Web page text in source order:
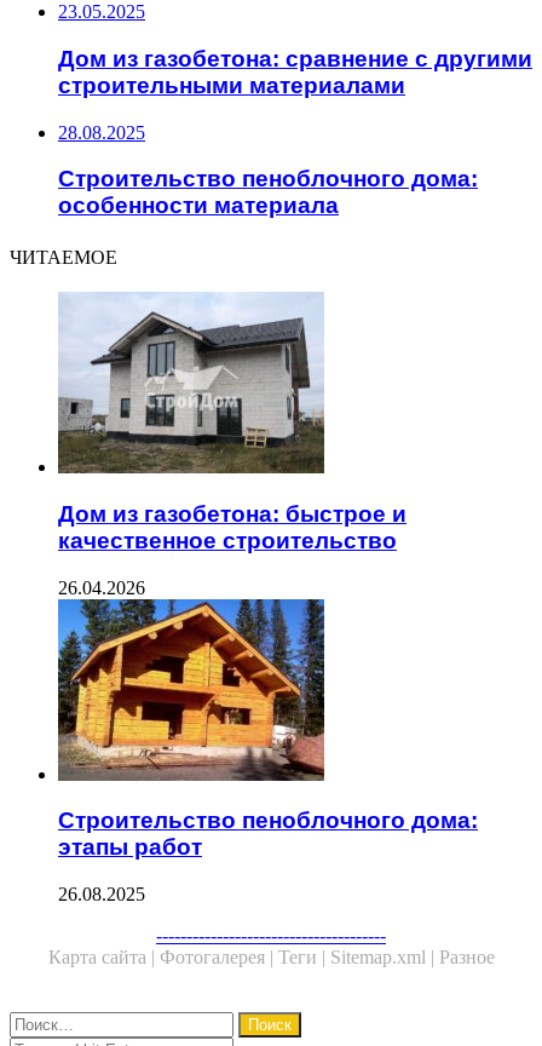
23.05.2025
Дом из газобетона: сравнение с другими
строительными материалами
28.08.2025
Строительство пеноблочного дома:
особенности материала
ЧИТАЕМОЕ
Дом из газобетона: быстрое и
качественное строительство
26.04.2026
Строительство пеноблочного дома:
этапы работ
26.08.2025
--------------------------------------
Карта сайта | Фотогалерея | Теги | Sitemap.xml | Разное
Close
Найти: